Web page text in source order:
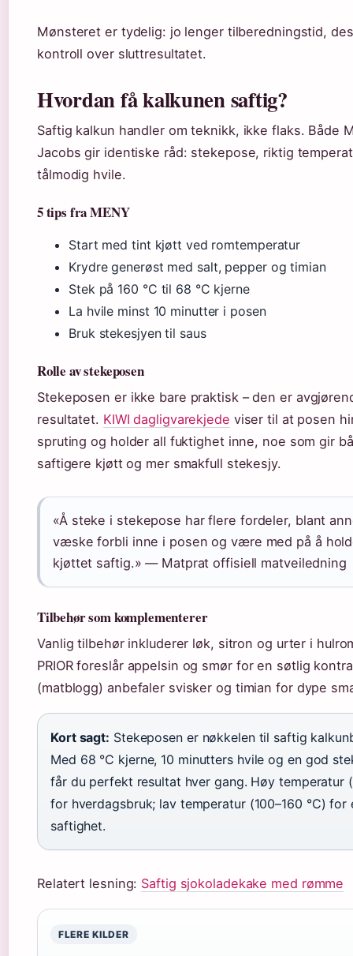
Mønsteret er tydelig: jo lenger tilberedningstid,
kontroll over sluttresultatet.
Hvordan få kalkunen saftig?
Saftig kalkun handler om teknikk, ikke flaks. Både
Jacobs gir identiske råd: stekepose, riktig
tålmodig hvile.
5 tips fra MENY
Start med tint kjøtt ved romtemperatur
Krydre generøst med salt, pepper og timian
Stek på 160 °C til 68 °C kjerne
La hvile minst 10 minutter i posen
Bruk stekesjyen til saus
Rolle av stekeposen
Stekeposen er ikke bare praktisk – den er
resultatet. KIWI dagligvarekjede viser til at posen
spruting og holder all fuktighet inne, noe som gir
saftigere kjøtt og mer smakfull stekesjy.
«Å steke i stekepose har flere fordeler, blant
væske forbli inne i posen og være med på å
kjøttet saftig.» — Matprat offisiell matveiledning
Tilbehør som komplementerer
Vanlig tilbehør inkluderer løk, sitron og urter i
PRIOR foreslår appelsin og smør for en søtlig
(matblogg) anbefaler svisker og timian for dype
Kort sagt: Stekeposen er nøkkelen til saftig
Med 68 °C kjerne, 10 minutters hvile og en god
får du perfekt resultat hver gang. Høy temperatur
for hverdagsbruk; lav temperatur (100–160 °C) for
saftighet.
Relatert lesning: Saftig sjokoladekake med rømme
FLERE KILDER